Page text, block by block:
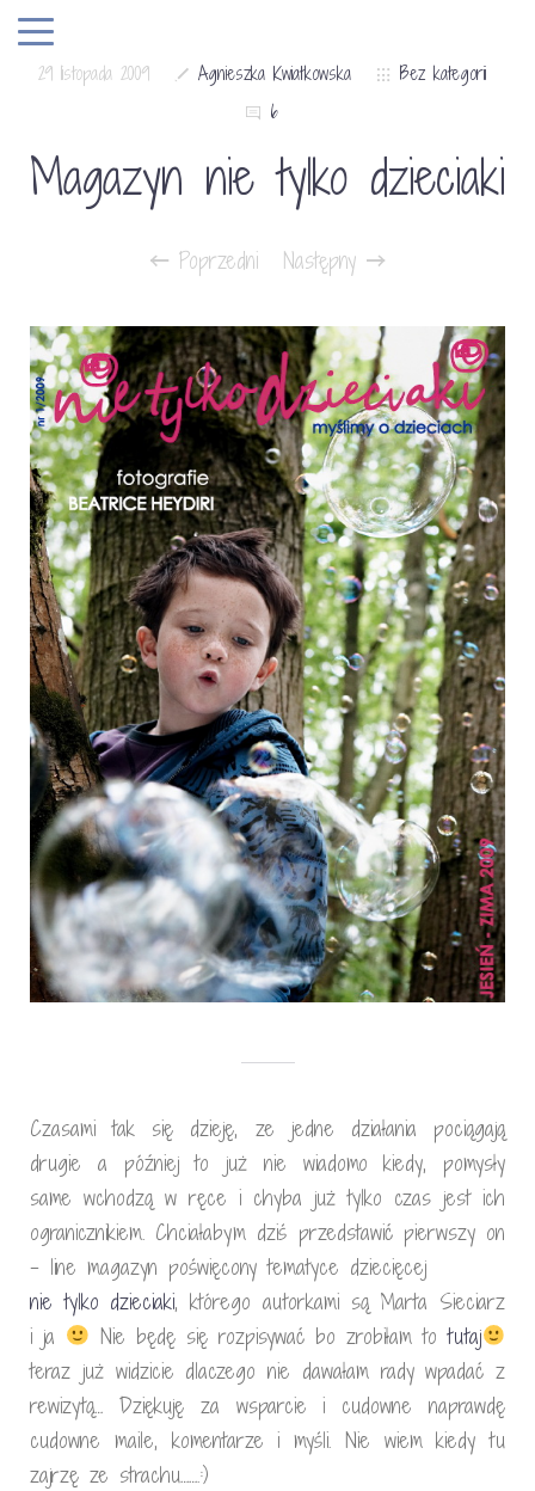
29 listopada 2009 Agnieszka Kwiatkowska
Bez kategorii
6
Magazyn nie tylko dzieciaki
Poprzedni Następny
Czasami tak się dzieję, ze jedne działania pociągają
drugie a później to już nie wiadomo kiedy, pomysły
same wchodzą w ręce i chyba już tylko czas jest ich
ogranicznikiem. Chciałabym dziś przedstawić pierwszy on
– line magazyn poświęcony tematyce dziecięcej
nie tylko dzieciaki, którego autorkami są Marta Sieciarz
i ja
Nie będę się rozpisywać bo zrobiłam totutaj
teraz już widzicie dlaczego nie dawałam rady wpadać z
rewizytą… Dziękuję za wsparcie i cudowne naprawdę
cudowne maile, komentarze i myśli. Nie wiem kiedy tu
zajrzę ze strachu…….:)